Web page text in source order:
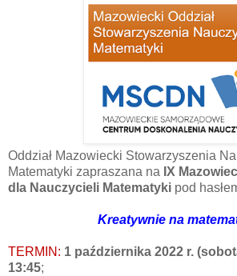
Oddział Mazowiecki Stowarzyszenia
Matematyki zapraszana na IX
dla Nauczycieli Matematyki pod
Kreatywnie na
TERMIN: 1 października 2022 r.
13:45;